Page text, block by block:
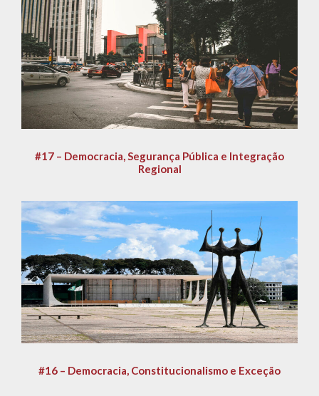
#17 – Democracia, Segurança Pública e Integração
Regional
#16 – Democracia, Constitucionalismo e Exceção